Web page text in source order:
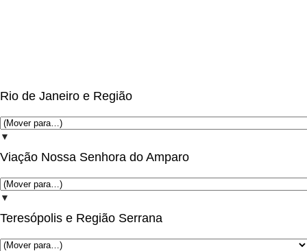
Rio de Janeiro e Região
▼
Viação Nossa Senhora do Amparo
▼
Teresópolis e Região Serrana